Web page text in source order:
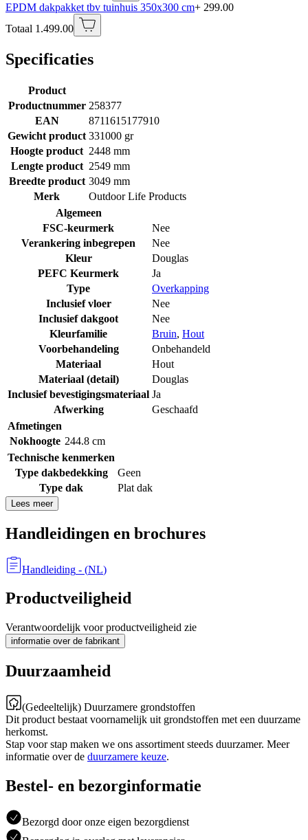
EPDM dakpakket tbv tuinhuis 350x300 cm+ 299.00
Totaal 1.499.00
Specificaties
Product
Productnummer 258377
EAN
8711615177910
Gewicht product 331000 gr
Hoogte product 2448 mm
Lengte product 2549 mm
Breedte product 3049 mm
Merk
Outdoor Life Products
Algemeen
FSC-keurmerk
Nee
Verankering inbegrepen
Nee
Kleur
Douglas
PEFC Keurmerk
Ja
Type
Overkapping
Inclusief vloer
Nee
Inclusief dakgoot
Nee
Kleurfamilie
Bruin, Hout
Voorbehandeling
Onbehandeld
Materiaal
Hout
Materiaal (detail)
Douglas
Inclusief bevestigingsmateriaal Ja
Afwerking
Geschaafd
Afmetingen
Nokhoogte 244.8 cm
Technische kenmerken
Type dakbedekking
Geen
Type dak
Plat dak
Lees meer
Handleidingen en brochures
Handleiding - (NL)
Productveiligheid
Verantwoordelijk voor productveiligheid zie
informatie over de fabrikant
Duurzaamheid
(Gedeeltelijk) Duurzamere grondstoffen
Dit product bestaat voornamelijk uit grondstoffen met een duurzame
herkomst.
Stap voor stap maken we ons assortiment steeds duurzamer. Meer
informatie over de duurzamere keuze.
Bestel- en bezorginformatie
Bezorgd door onze eigen bezorgdienst